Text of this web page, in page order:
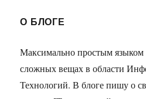
О БЛОГЕ
Максимально простым языком
сложных вещах в области
Технологий. В блоге пишу о